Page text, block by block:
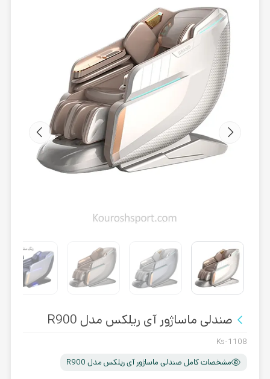
صندلی ماساژور آی ریلکس مدل R900
Ks-1108
مشخصات کامل صندلی ماساژور آی ریلکس مدل R900